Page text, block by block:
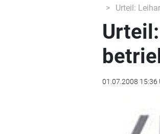
Urteil:
01.07.2008 15:36